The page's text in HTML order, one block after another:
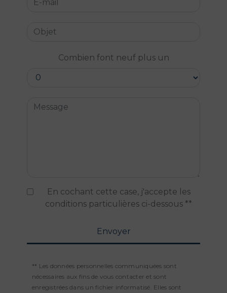
Combien font neuf plus un
En cochant cette case, j'accepte les
conditions particulières ci-dessous **
Envoyer
** Les données personnelles communiquées sont
nécessaires aux fins de vous contacter et sont
enregistrées dans un fichier informatisé. Elles sont